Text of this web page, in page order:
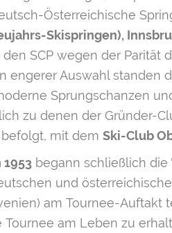
Österreichische
Skispringen),
SCP wegen der Parität
Auswahl standen
Sprungschanzen
zu denen der Gründer-
mit dem Ski-Club
begann schließlich die
und
am Tournee-Auftakt
am Leben zu